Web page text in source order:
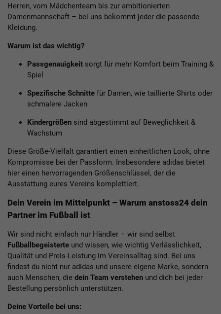
Herren, vom Mädchenteam bis zur ambitionierten
Damenmannschaft – bei uns bekommt jeder die passende
Kleidung.
Warum ist das wichtig?
Passgenauigkeit sorgt für mehr Komfort beim Training &
Spiel
Spezifische Schnitte für Damen, wie taillierte Shirts oder
schmalere Jacken
Kindergrößen sind abgestimmt auf Beweglichkeit &
Wachstum
Diese Größe-Vielfalt garantiert einen einheitlichen Look, ohne
Kompromisse bei der Passform. Insbesondere adidas bietet
hier einen hervorragenden Größenschlüssel, der die
Ausstattung eures Vereins komplettiert.
Dein Verein im Mittelpunkt – Warum anstoss24 dein
Partner im Fußball ist
Wir sind nicht einfach nur Händler – wir sind selbst
Fußballbegeisterte und wissen, wie wichtig Verlässlichkeit,
Qualität und Preis-Leistung im Vereinsalltag sind. Bei uns
findest du nicht nur adidas und unsere eigene Marke, sondern
auch Menschen, die dein Team verstehen und dich bei jeder
Bestellung persönlich unterstützen.
Deine Vorteile bei uns: